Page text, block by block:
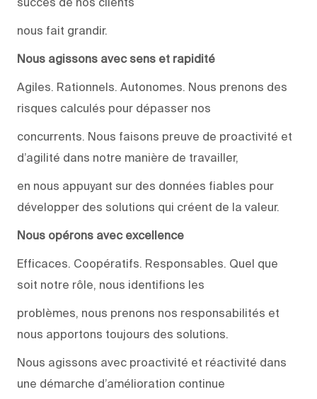
nous fait grandir.
Nous agissons avec sens et rapidité
Agiles. Rationnels. Autonomes. Nous prenons des
risques calculés pour dépasser nos
concurrents. Nous faisons preuve de proactivité et
d’agilité dans notre manière de travailler,
en nous appuyant sur des données fiables pour
développer des solutions qui créent de la valeur.
Nous opérons avec excellence
Efficaces. Coopératifs. Responsables. Quel que
soit notre rôle, nous identifions les
problèmes, nous prenons nos responsabilités et
nous apportons toujours des solutions.
Nous agissons avec proactivité et réactivité dans
une démarche d’amélioration continue